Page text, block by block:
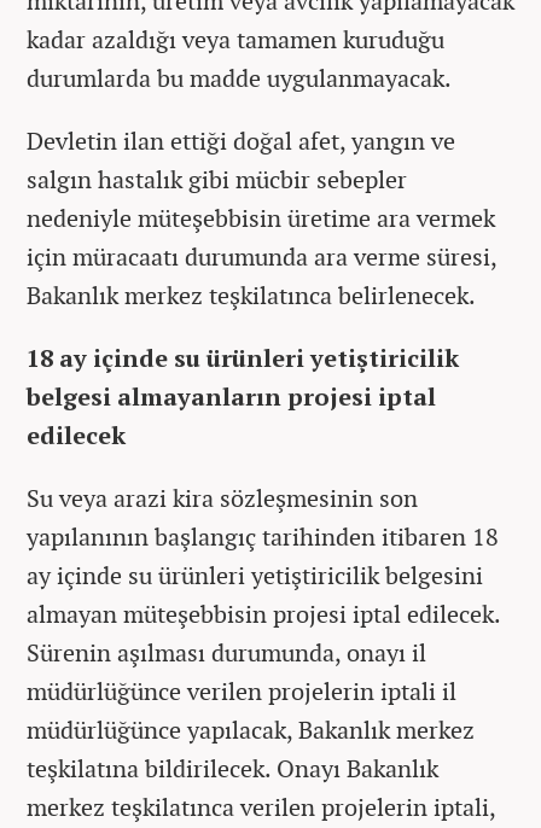
kadar azaldığı veya tamamen kuruduğu
durumlarda bu madde uygulanmayacak.
Devletin ilan ettiği doğal afet, yangın ve
salgın hastalık gibi mücbir sebepler
nedeniyle müteşebbisin üretime ara vermek
için müracaatı durumunda ara verme süresi,
Bakanlık merkez teşkilatınca belirlenecek.
18 ay içinde su ürünleri yetiştiricilik
belgesi almayanların projesi iptal
edilecek
Su veya arazi kira sözleşmesinin son
yapılanının başlangıç tarihinden itibaren 18
ay içinde su ürünleri yetiştiricilik belgesini
almayan müteşebbisin projesi iptal edilecek.
Sürenin aşılması durumunda, onayı il
müdürlüğünce verilen projelerin iptali il
müdürlüğünce yapılacak, Bakanlık merkez
teşkilatına bildirilecek. Onayı Bakanlık
merkez teşkilatınca verilen projelerin iptali,